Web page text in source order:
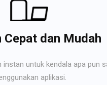
Cepat dan Mudah
instan untuk kendala apa pun
aplikasi.